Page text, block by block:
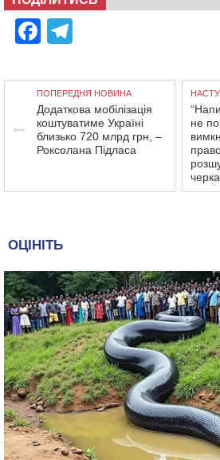
Facebook
ПОПЕРЕДНЯ НОВИНА
Додаткова мобілізація
коштуватиме Україні
близько 720 млрд грн, –
Роксолана Підласа
не